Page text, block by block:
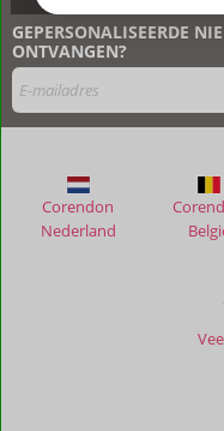
GEPERSONALISEERDE
ONTVANGEN?
Corendon
Nederland